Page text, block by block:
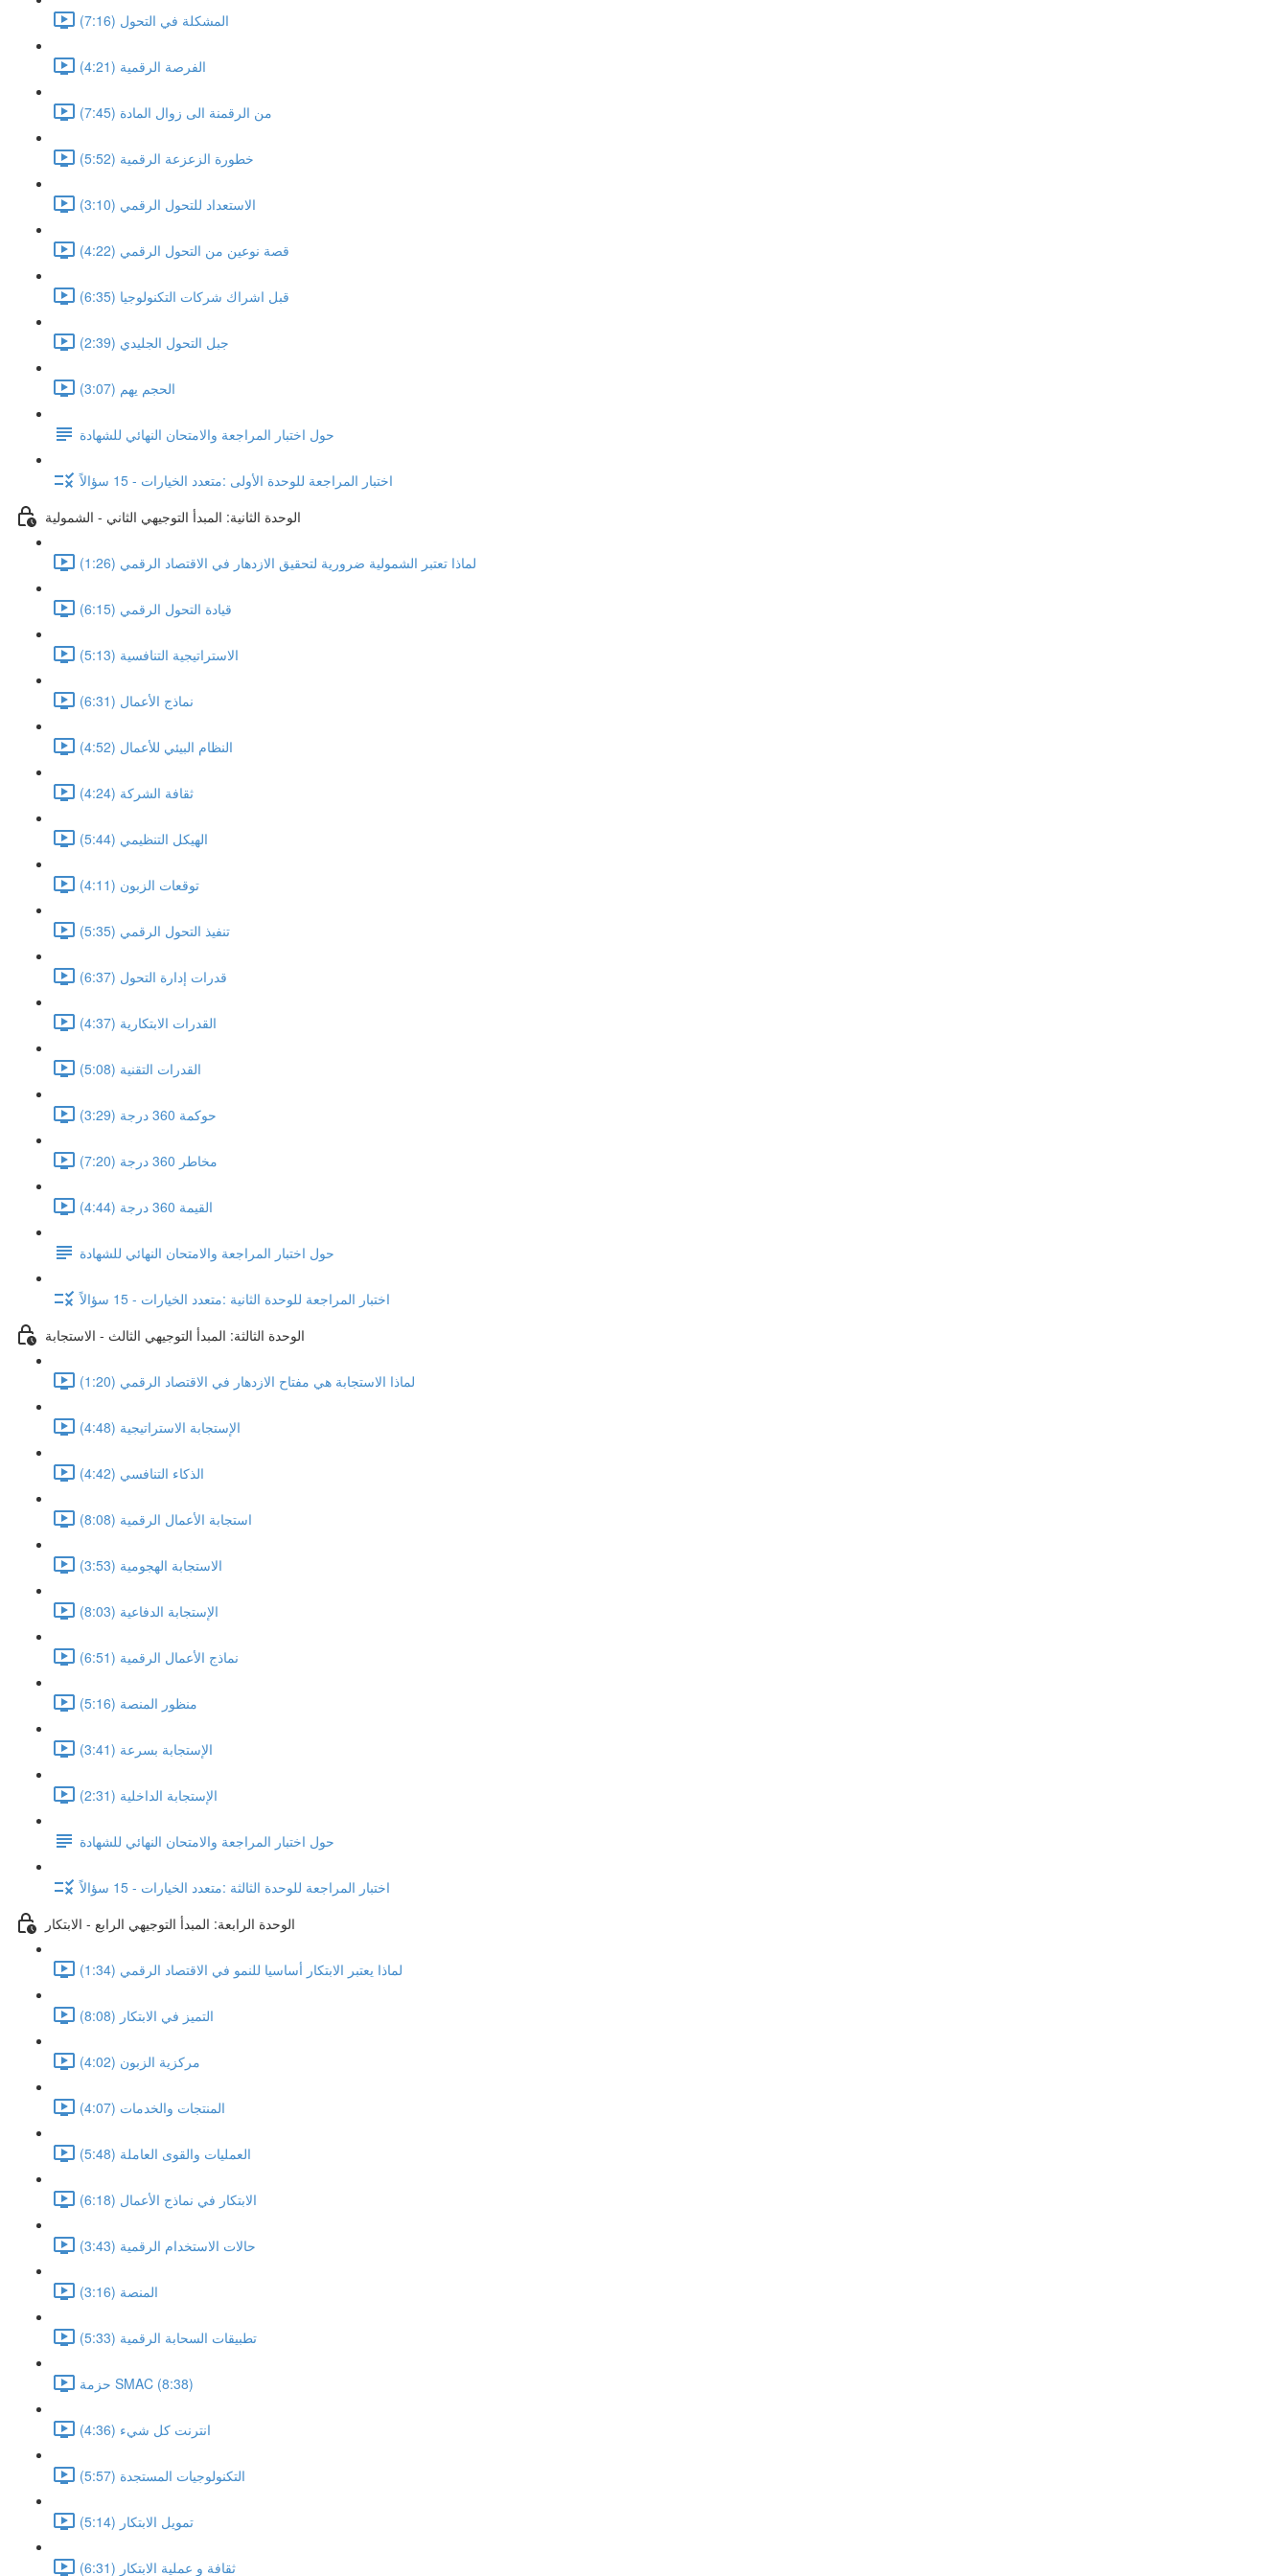
المشكلة في التحول (7:16)
الفرصة الرقمية (4:21)
من الرقمنة الى زوال المادة (7:45)
خطورة الزعزعة الرقمية (5:52)
الاستعداد للتحول الرقمي (3:10)
قصة نوعين من التحول الرقمي (4:22)
قبل اشراك شركات التكنولوجيا (6:35)
جبل التحول الجليدي (2:39)
الحجم يهم (3:07)
حول اختبار المراجعة والامتحان النهائي للشهادة
اختبار المراجعة للوحدة الأولى :متعدد الخيارات - 15 سؤالاً
الوحدة الثانية: المبدأ التوجيهي الثاني - الشمولية
لماذا تعتبر الشمولية ضرورية لتحقيق الازدهار في الاقتصاد الرقمي (1:26)
قيادة التحول الرقمي (6:15)
الاستراتيجية التنافسية (5:13)
نماذج الأعمال (6:31)
النظام البيئي للأعمال (4:52)
ثقافة الشركة (4:24)
الهيكل التنظيمي (5:44)
توقعات الزبون (4:11)
تنفيذ التحول الرقمي (5:35)
قدرات إدارة التحول (6:37)
القدرات الابتكارية (4:37)
القدرات التقنية (5:08)
حوكمة 360 درجة (3:29)
مخاطر 360 درجة (7:20)
القيمة 360 درجة (4:44)
حول اختبار المراجعة والامتحان النهائي للشهادة
اختبار المراجعة للوحدة الثانية :متعدد الخيارات - 15 سؤالاً
الوحدة الثالثة: المبدأ التوجيهي الثالث - الاستجابة
لماذا الاستجابة هي مفتاح الازدهار في الاقتصاد الرقمي (1:20)
الإستجابة الاستراتيجية (4:48)
الذكاء التنافسي (4:42)
استجابة الأعمال الرقمية (8:08)
الاستجابة الهجومية (3:53)
الإستجابة الدفاعية (8:03)
نماذج الأعمال الرقمية (6:51)
منظور المنصة (5:16)
الإستجابة بسرعة (3:41)
الإستجابة الداخلية (2:31)
حول اختبار المراجعة والامتحان النهائي للشهادة
اختبار المراجعة للوحدة الثالثة :متعدد الخيارات - 15 سؤالاً
الوحدة الرابعة: المبدأ التوجيهي الرابع - الابتكار
لماذا يعتبر الابتكار أساسيا للنمو في الاقتصاد الرقمي (1:34)
التميز في الابتكار (8:08)
مركزية الزبون (4:02)
المنتجات والخدمات (4:07)
العمليات والقوى العاملة (5:48)
الابتكار في نماذج الأعمال (6:18)
حالات الاستخدام الرقمية (3:43)
المنصة (3:16)
تطبيقات السحابة الرقمية (5:33)
حزمة SMAC (8:38)
انترنت كل شيء (4:36)
التكنولوجيات المستجدة (5:57)
تمويل الابتكار (5:14)
ثقافة و عملية الابتكار (6:31)